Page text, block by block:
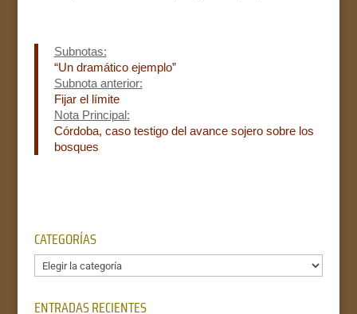
Subnotas:
“Un dramático ejemplo”
Subnota anterior:
Fijar el límite
Nota Principal:
Córdoba, caso testigo del avance sojero sobre los
bosques
CATEGORÍAS
Categorías
ENTRADAS RECIENTES